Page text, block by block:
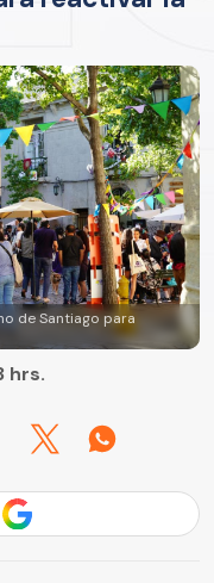
de Santiago para
hrs.